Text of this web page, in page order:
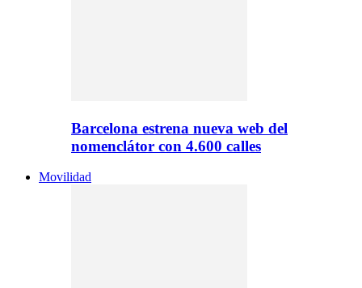
Barcelona estrena nueva web del
nomenclátor con 4.600 calles
Movilidad